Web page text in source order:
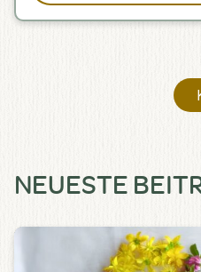
NEUESTE